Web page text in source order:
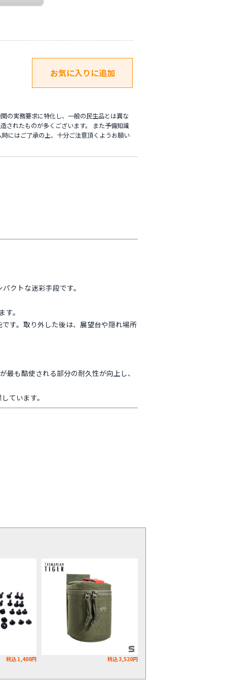
実務要求に特化し、一般の民生品とは異な
されたものが多くございます。 また予備知識
にはご了承の上、十分ご注意頂くようお願い
クトな迷彩手段です。
。
す。取り外した後は、展望台や隠れ場所
も酷使される部分の耐久性が向上し、
ています。
税込 1,400円 税込 3,520円